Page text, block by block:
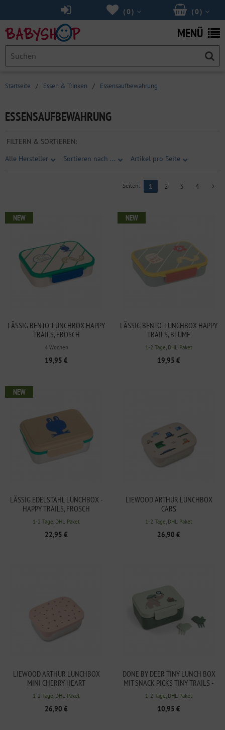
(0 )
(0 )
MENÜ
Startseite / Essen & Trinken / Essensaufbewahrung
ESSENSAUFBEWAHRUNG
FILTERN & SORTIEREN:
Alle Hersteller
Sortieren nach ... Artikel pro Seite
Seiten: 1 2 3 4
LÄSSIG BENTO-LUNCHBOX HAPPY
TRAILS, FROSCH
4 Wochen
19,95 €
NEW
LÄSSIG BENTO-LUNCHBOX HAPPY
TRAILS, BLUME
1-2 Tage, DHL Paket
19,95 €
NEW
LÄSSIG EDELSTAHL LUNCHBOX -
HAPPY TRAILS, FROSCH
1-2 Tage, DHL Paket
22,95 €
NEW
LIEWOOD ARTHUR LUNCHBOX
CARS
1-2 Tage, DHL Paket
26,90 €
LIEWOOD ARTHUR LUNCHBOX
MINI CHERRY HEART
1-2 Tage, DHL Paket
26,90 €
DONE BY DEER TINY LUNCH BOX
MIT SNACK PICKS TINY TRAILS -
GRÜN
1-2 Tage, DHL Paket
10,95 €